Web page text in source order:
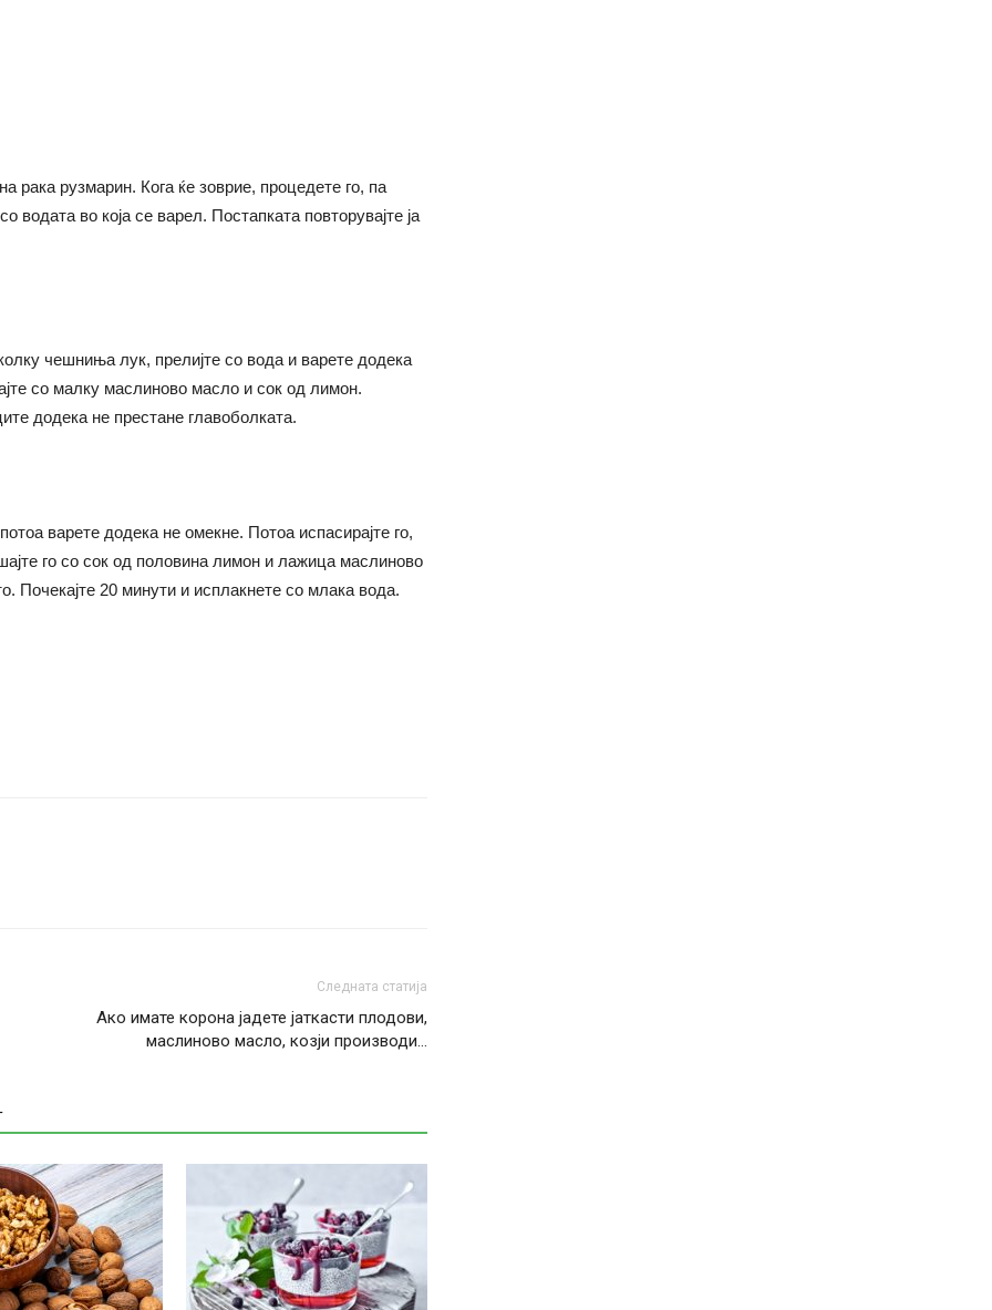
рака рузмарин. Кога ќе зоврие, процедете го, па
водата во која се варел. Постапката повторувајте ја
чешниња лук, прелијте со вода и варете додека
со малку маслиново масло и сок од лимон.
додека не престане главоболката.
варете додека не омекне. Потоа испасирајте го,
го со сок од половина лимон и лажица маслиново
Почекајте 20 минути и исплакнете со млака вода.
Следната статија
Ако имате корона јадете јаткасти плодови,
маслиново масло, козји производи…